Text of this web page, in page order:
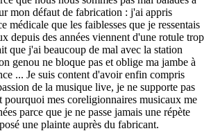
mon défaut de fabrication : j'ai appris
médicale que les faiblesses que je ressentais
depuis des années viennent d'une rotule trop
que j'ai beaucoup de mal avec la station
genou ne bloque pas et oblige ma jambe à
... Je suis content d'avoir enfin compris
de la musique live, je ne supporte pas
pourquoi mes coreligionnaires musicaux me
parce que je ne passe jamais une répète
une plainte auprès du fabricant.